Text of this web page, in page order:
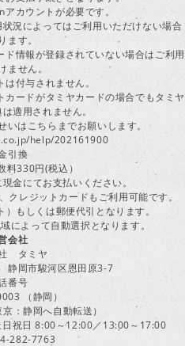
カウントが必要です。
況によってはご利用いただけない場合
ます。
情報が登録されていない場合はご利用
ません。
付与されません。
ードがタミヤカードの場合でもタミヤ
適用されません。
はこちらまでお願いします。
help/202161900
引換
料330円(税込）
金にてお支払いください。
レジットカードもご利用可能です。
もしくは郵便代引となります。
によって自動選択となります。
会社
タミヤ
岡市駿河区恩田原3-7
番号
（静岡）
：静岡へ自動転送）
祝日 8:00～12:00／13:00～17:00
282-7763